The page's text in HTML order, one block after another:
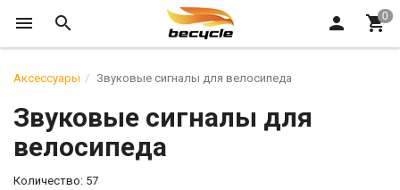
Аксессуары Звуковые сигналы для велосипеда
Звуковые сигналы для
велосипеда
Количество: 57